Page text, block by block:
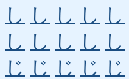
し し し し し
し し し し し
じ じ じ じ じ